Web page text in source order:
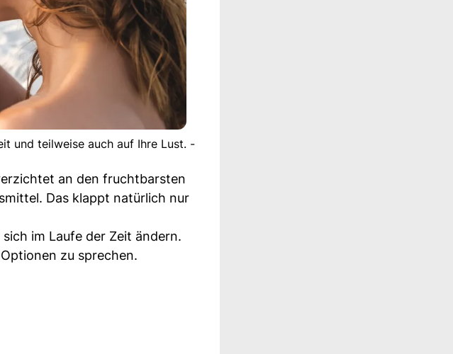
und teilweise auch auf Ihre Lust. -
an den fruchtbarsten
Das klappt natürlich nur
im Laufe der Zeit ändern.
zu sprechen.